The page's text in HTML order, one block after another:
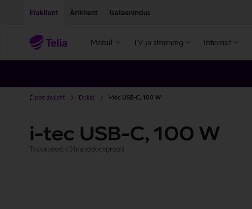
Eraklient Äriklient Iseteenindus
Mobiil TV ja striiming Internet
E-poe avaleht Dokid I-tec USB-C, 100 W
i-tec USB-C, 100 W
Tootekood: c31nanodockpropd